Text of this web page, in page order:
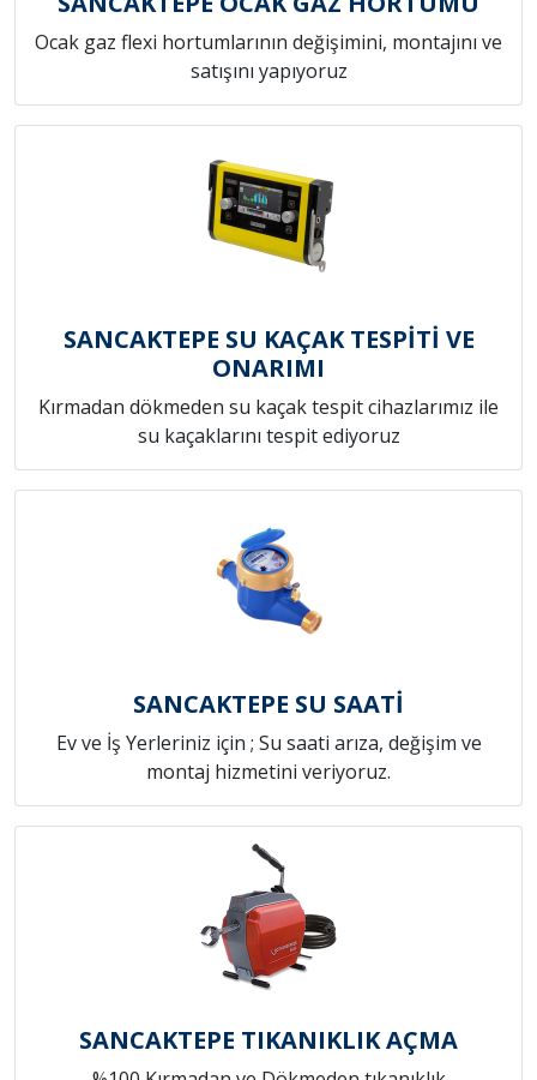
Ocak gaz flexi hortumlarının değişimini, montajını ve
satışını yapıyoruz
SANCAKTEPE SU KAÇAK TESPİTİ VE
ONARIMI
Kırmadan dökmeden su kaçak tespit cihazlarımız ile
su kaçaklarını tespit ediyoruz
SANCAKTEPE SU SAATİ
Ev ve İş Yerleriniz için ; Su saati arıza, değişim ve
montaj hizmetini veriyoruz.
SANCAKTEPE TIKANIKLIK AÇMA